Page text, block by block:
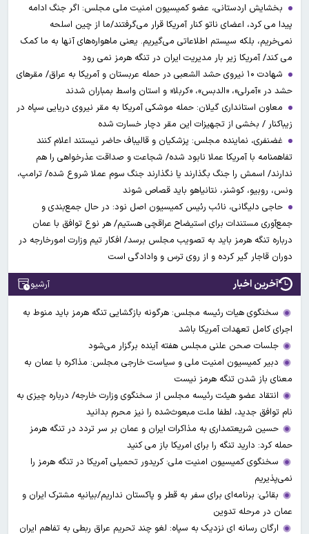
بخشایش اردستانی، عضو کمیسیون امنیت ملی مجلس: اگر جنگ ادامه
پیدا می کرد، اعضای ناتو کنار آمریکا قرار می‌گرفتند/ما از چین اسلحه
نمی‌خریم، بلکه سیستم اطلاعاتی می‌گیریم. یعنی ماهواره‌های آنها به ما کمک
می کند/ آمریکا زیر بار مدیریت ایران در تنگه هرمز نمی رود
شهادت ۱۰ نیروی حشد الشعبی در حمله عربستان و آمریکا به عراق/ مقرهای
حشد در »آمرلی»، «الدبس»، «کربلا« و استان واسط بمباران شدند
معاون استانداری گیلان: حمله موشکی آمریکا به مقر نیروی دریایی سپاه در
زیباکنار / بخشی از تجهیزات این مقر دچار خسارت شده
غضنفری، نماینده مجلس: پزشکیان و قالیباف حاضر نیستند اعلام کنند
تفاهمنامه با آمریکا عملا نابود شده/ شجاعت و صداقت عذرخواهی را هم
ندارند/ اسمش را جنگ بگذارند یا نگذارند جنگ سوم عملا شروع شده/ ترامپ،
ونس، روبیو، کوشنر، نتانیاهو باید قصاص شوند
حاجی دلیگانی، نائب رئیس کمیسیون اصل نود: در حال جمع‌بندی و
جمع‌آوری مستندات برای استیضاح عراقچی هستیم/ هر نوع توافق با عمان
درباره تنگه هرمز باید به تصویب مجلس برسد/ افکار تیم وزارت امورخارجه در
دوران قاجار گیر کرده و از روی ترس و وادادگی است
آخرین اخبار آرشیو
سخنگوی هیات رئیسه مجلس: هرگونه بازگشایی تنگه هرمز باید منوط به
اجرای کامل تعهدات آمریکا باشد
جلسات صحن علنی مجلس هفته آینده برگزار می‌شود
دبیر کمیسیون امنیت ملی و سیاست خارجی مجلس: مذاکره با عمان به
معنای باز شدن تنگه هرمز نیست
انتقاد عضو هیئت رئیسه مجلس از سخنگوی وزارت خارجه/ درباره چیزی به
نام توافق جدید، لطفا ملت مبعوث‌شده را نیز محرم بدانید
حسین شریعتمداری به مذاکرات ایران و عمان بر سر تردد در تنگه هرمز
حمله کرد: دارید تنگه را برای امریکا باز می کنید
سخنگوی کمیسیون امنیت ملی: کریدور تحمیلی آمریکا در تنگه هرمز را
نمی‌پذیریم
بقائی: برنامه‌ای برای سفر به قطر و پاکستان نداریم/بیانیه مشترک ایران و
عمان در مرحله تدوین
ارگان رسانه ای نزدیک به سپاه: لغو چند تحریم عراق ربطی به تفاهم ایران